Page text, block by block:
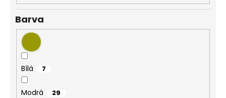
Barva
Bílá 7
Modrá 29